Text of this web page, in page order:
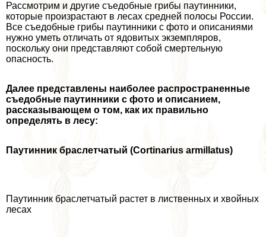
Рассмотрим и другие съедобные грибы паутинники,
которые произрастают в лесах средней полосы России.
Все съедобные грибы паутинники с фото и описаниями
нужно уметь отличать от ядовитых экземпляров,
поскольку они представляют собой cмepтельную
опасность.
Далее представлены наиболее распространенные
съедобные паутинники с фото и описанием,
рассказывающем о том, как их правильно
определять в лесу:
Паутинник браслетчатый (Cortinarius armillatus)
Паутинник браслетчатый растет в лиственных и хвойных
лесах